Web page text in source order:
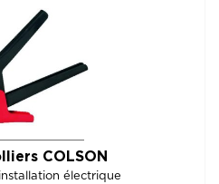
COLSON
électrique